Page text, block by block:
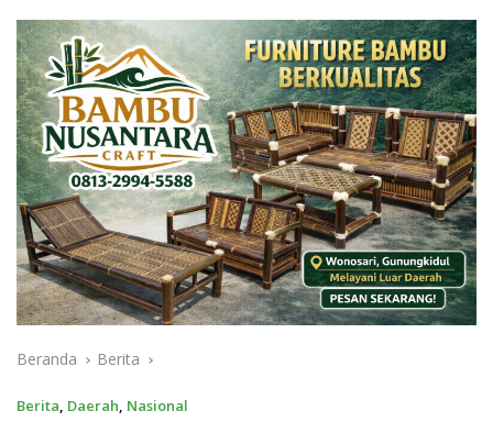
Beranda Berita
Berita, Daerah, Nasional